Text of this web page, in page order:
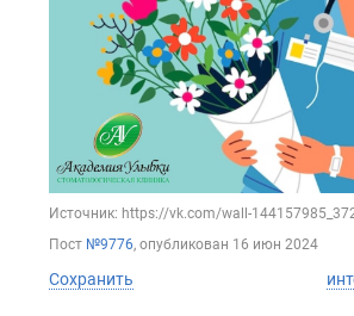
Источник: https://vk.com/wall-
Пост №9776, опубликован 16 июн 2024
Сохранить